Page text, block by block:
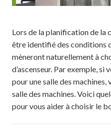
Lors de la planification de la
être identifié des conditions
mèneront naturellement à
d’ascenseur. Par exemple, si
pour une salle des machines,
salle des machines. Voici
pour vous aider à choisir le